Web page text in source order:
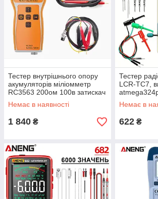
Тестер внутрішнього опору
акумуляторів міліомметр
RC3563 200ом 100в затискач
Кельвіна + зонд
Немає в наявності
1 840 ₴
Тестер
LCR-TC7,
Немає в
622 ₴